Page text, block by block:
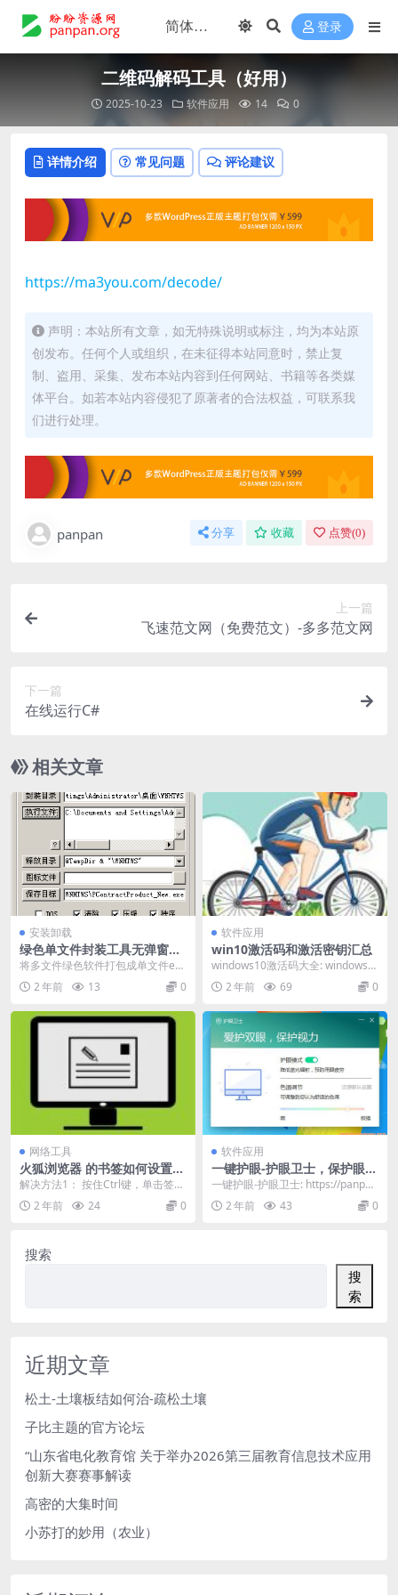
登录
二维码解码工具（好用）
2025-10-23 软件应用 14 0
详情介绍 常见问题 评论建议
https://ma3you.com/decode/
声明：本站所有文章，如无特殊说明或标注，均为本站原
创发布。任何个人或组织，在未征得本站同意时，禁止复
制、盗用、采集、发布本站内容到任何网站、书籍等各类媒
体平台。如若本站内容侵犯了原著者的合法权益，可联系我
们进行处理。
panpan 分享 收藏 点赞(0)
上一篇
飞速范文网（免费范文）-多多范文网
下一篇
在线运行C#
相关文章
安装卸载
绿色单文件封装工具无弹窗版
V1.6(只支持XP)
将多文件绿色软件打包成单文件exe
程序，支持格式有exe、bat、cm
d。 选项...
2 年前 13 0
软件应用
win10激活码和激活密钥汇总
windows10激活码大全: windows1
0专业版激活码 W269N-WF...
2 年前 69 0
网络工具
火狐浏览器 的书签如何设置成
点击之后在新的窗口打开
解决方法1： 按住Ctrl键，单击签工
具栏中的网址，就会在新的标签页
中找开了。 ...
2 年前 24 0
软件应用
一键护眼-护眼卫士，保护眼睛
的好软件
一键护眼-护眼卫士: https://panpan
8848.ctfile.com...
2 年前 43 0
搜索
搜
索
近期文章
松土-土壤板结如何治-疏松土壤
子比主题的官方论坛
“山东省电化教育馆 关于举办2026第三届教育信息技术应用
创新大赛赛事解读
高密的大集时间
小苏打的妙用（农业）